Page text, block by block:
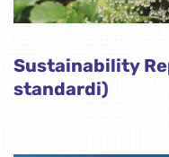
Sustainability
standardi)